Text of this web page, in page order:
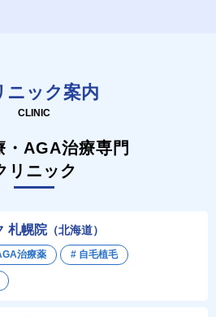
ニック案内
CLINIC
・AGA治療専門
リニック
札幌院（北海道）
治療薬 # 自毛植毛